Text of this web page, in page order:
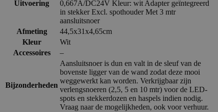
Uitvoering
0,667A/DC24V Kleur: wit Adapter geïntegreerd
in stekker Excl. spothouder Met 3 mtr
aansluitsnoer
Afmeting
44,5x31x4,65cm
Kleur
Wit
Accessoires
–
Bijzonderheden
Aansluitsnoer is dun en valt in de sleuf van de
bovenste ligger van de wand zodat deze mooi
weggewerkt kan worden. Verkrijgbaar zijn
verlengsnoeren (2,5, 5 en 10 mtr) voor de LED-
spots en stekkerdozen en haspels indien nodig.
Vraag naar de mogelijkheden, ook voor verhuur.